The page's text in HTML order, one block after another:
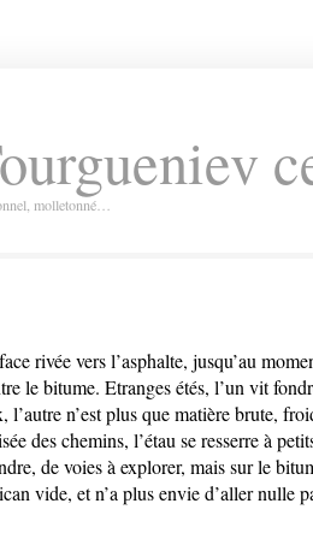
molletonné…
rivée vers l’asphalte, jusqu’au
le bitume. Etranges étés, l’un vit
l’autre n’est plus que matière brute,
des chemins, l’étau se resserre à
de voies à explorer, mais sur le
vide, et n’a plus envie d’aller nulle